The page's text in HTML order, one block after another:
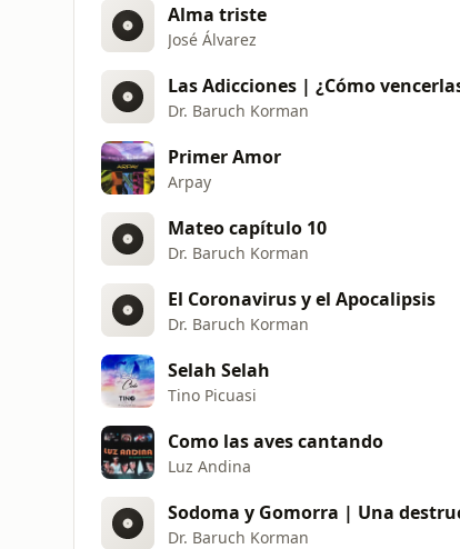
Alma triste
José Álvarez
Dr. Baruch Korman
Primer Amor
Arpay
Mateo capítulo 10
Dr. Baruch Korman
El Coronavirus y el Apocalipsis
Dr. Baruch Korman
Selah Selah
Tino Picuasi
Como las aves cantando
Luz Andina
Sodoma y Gomorra | Una
Dr. Baruch Korman